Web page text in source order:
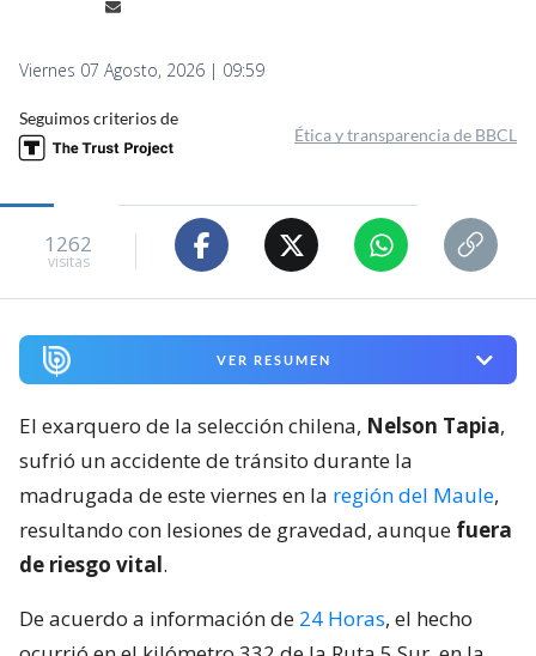
Viernes 07 Agosto, 2026 | 09:59
Seguimos criterios de
Ética y transparencia de BBCL
1262
visitas
VER RESUMEN
El exarquero de la selección chilena, Nelson Tapia,
sufrió un accidente de tránsito durante la
madrugada de este viernes en la región del Maule,
resultando con lesiones de gravedad, aunque fuera
de riesgo vital.
De acuerdo a información de 24 Horas, el hecho